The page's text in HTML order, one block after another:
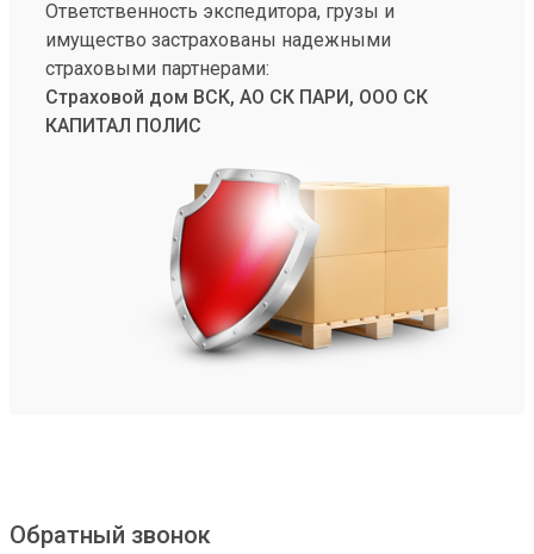
Ответственность экспедитора, грузы и
имущество застрахованы надежными
страховыми партнерами:
Страховой дом ВСК, АО СК ПАРИ, ООО СК
КАПИТАЛ ПОЛИС
Обратный звонок